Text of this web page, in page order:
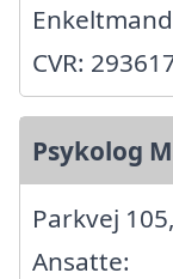
CVR:
Psykolog
Parkvej
Ansatte: